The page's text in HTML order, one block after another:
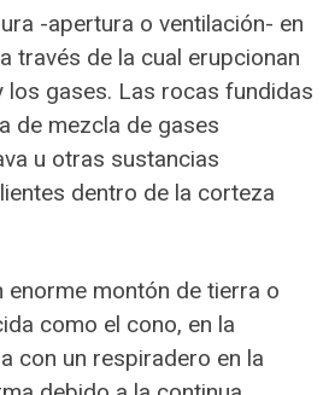
-apertura o ventilación- en
través de la cual erupcionan
los gases. Las rocas fundidas
de mezcla de gases
u otras sustancias
dentro de la corteza
enorme montón de tierra o
como el cono, en la
con un respiradero en la